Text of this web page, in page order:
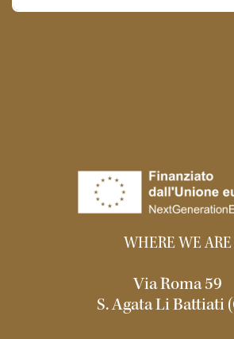
WHERE WE ARE
Via Roma 59
S. Agata Li Battiati